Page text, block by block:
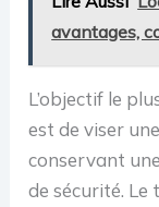
avantages,
L’objectif le
est de viser
conservant
de sécurité. Le